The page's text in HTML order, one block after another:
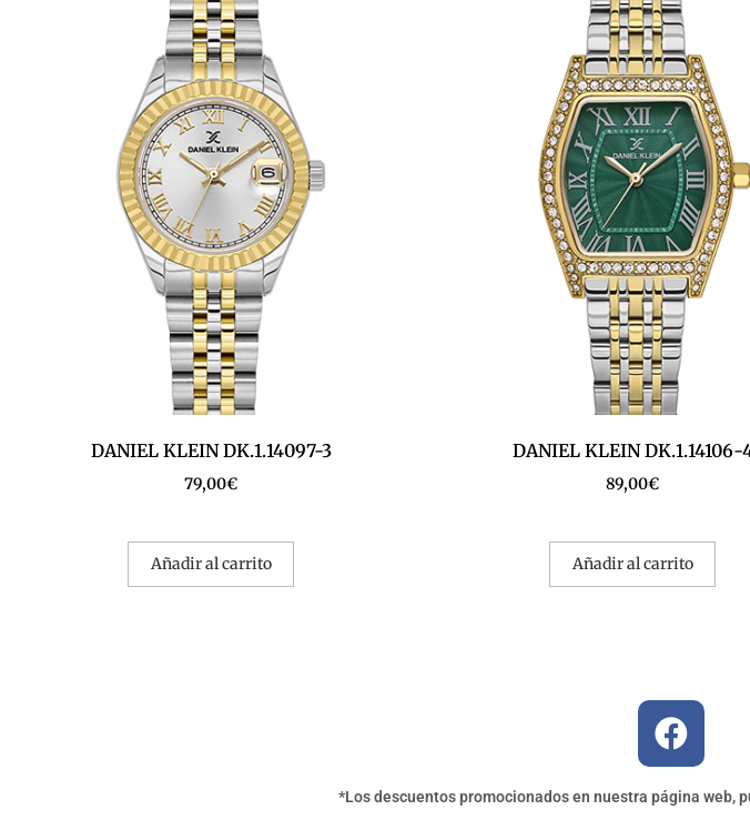
DANIEL KLEIN DK.1.14097-3
79,00€
Añadir al carrito
DANIEL KLEIN DK.1.14106-
89,00€
Añadir al carrito
*Los descuentos promocionados en nuestra página